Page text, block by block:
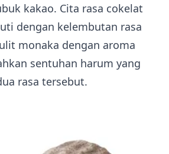
kakao. Cita rasa cokelat
dengan kelembutan rasa
monaka dengan aroma
sentuhan harum yang
rasa tersebut.